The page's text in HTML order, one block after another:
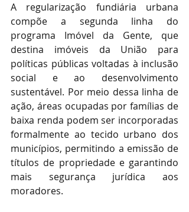
A regularização fundiária urbana
compõe a segunda linha do
programa Imóvel da Gente, que
destina imóveis da União para
políticas públicas voltadas à inclusão
social e ao desenvolvimento
sustentável. Por meio dessa linha de
ação, áreas ocupadas por famílias de
baixa renda podem ser incorporadas
formalmente ao tecido urbano dos
municípios, permitindo a emissão de
títulos de propriedade e garantindo
mais segurança jurídica aos
moradores.